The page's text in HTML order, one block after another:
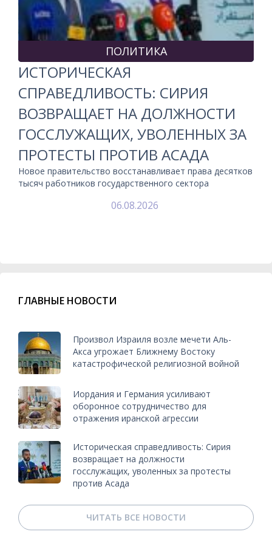
ПОЛИТИКА
ИСТОРИЧЕСКАЯ
СПРАВЕДЛИВОСТЬ: СИРИЯ
ВОЗВРАЩАЕТ НА ДОЛЖНОСТИ
ГОССЛУЖАЩИХ, УВОЛЕННЫХ ЗА
ПРОТЕСТЫ ПРОТИВ АСАДА
Новое правительство восстанавливает права десятков
тысяч работников государственного сектора
06.08.2026
ГЛАВНЫЕ НОВОСТИ
Произвол Израиля возле мечети Аль-
Акса угрожает Ближнему Востоку
катастрофической религиозной войной
Иордания и Германия усиливают
оборонное сотрудничество для
отражения иранской агрессии
Историческая справедливость: Сирия
возвращает на должности
госслужащих, уволенных за протесты
против Асада
ЧИТАТЬ ВСЕ НОВОСТИ